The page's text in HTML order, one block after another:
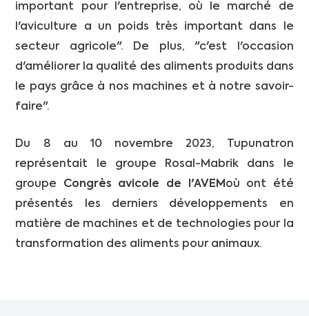
important pour l'entreprise, où le marché de
l'aviculture a un poids très important dans le
secteur agricole". De plus, "c'est l'occasion
d'améliorer la qualité des aliments produits dans
le pays grâce à nos machines et à notre savoir-
faire".
Du 8 au 10 novembre 2023, Tupunatron
représentait le groupe Rosal-Mabrik dans le
groupe Congrès avicole de l'AVEMoù ont été
présentés les derniers développements en
matière de machines et de technologies pour la
transformation des aliments pour animaux.